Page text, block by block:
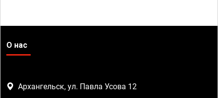
О нас
Архангельск, ул. Павла Усова 12